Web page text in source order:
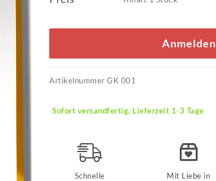
Anmelden
Artikelnummer GK 001
Sofort versandfertig, Lieferzeit 1-3 Tage
Schnelle
Mit Liebe in